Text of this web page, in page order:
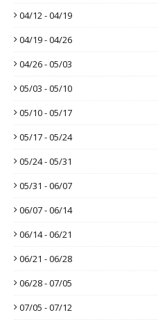
04/12 - 04/19
04/19 - 04/26
04/26 - 05/03
05/03 - 05/10
05/10 - 05/17
05/17 - 05/24
05/24 - 05/31
05/31 - 06/07
06/07 - 06/14
06/14 - 06/21
06/21 - 06/28
06/28 - 07/05
07/05 - 07/12